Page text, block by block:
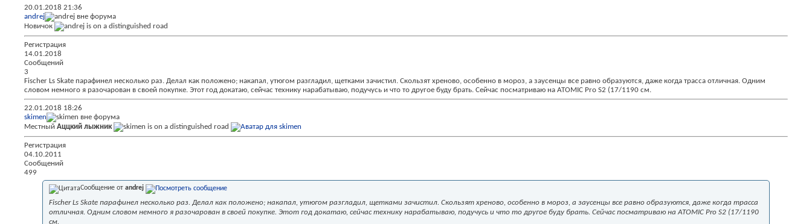
20.01.2018 21:36
andrej
Новичок
Регистрация
14.01.2018
Сообщений
3
Fischer Ls Skate парафинел несколько раз. Делал как положено; накапал, утюгом разгладил, щетками зачистил. Скользят хреново, особенно в мороз, а заусенцы все равно образуются, даже когда трасса отличная. Одним
словом немного я разочарован в своей покупке. Этот год докатаю, сейчас технику нарабатываю, подучусь и что то другое буду брать. Сейчас посматриваю на ATOMIC Pro S2 (17/1190 см.
22.01.2018 18:26
skimen
Местный Аццкий лыжник
Регистрация
04.10.2011
Сообщений
499
Сообщение от andrej
Fischer Ls Skate парафинел несколько раз. Делал как положено; накапал, утюгом разгладил, щетками зачистил. Скользят хреново, особенно в мороз, а заусенцы все равно образуются, даже когда трасса
отличная. Одним словом немного я разочарован в своей покупке. Этот год докатаю, сейчас технику нарабатываю, подучусь и что то другое буду брать. Сейчас посматриваю на ATOMIC Pro S2 (17/1190
см.